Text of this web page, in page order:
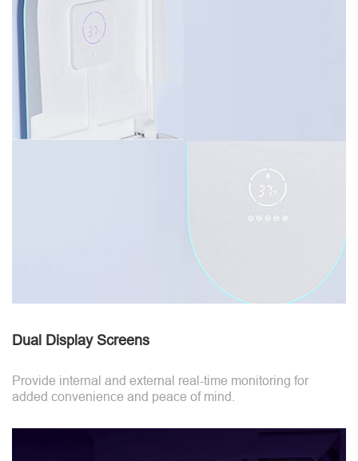
Dual Display Screens
Provide internal and external real-time monitoring for
added convenience and peace of mind.